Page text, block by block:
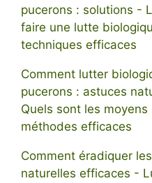
pucerons : solutions -
faire une lutte
techniques efficaces
Comment lutter
pucerons : astuces
Quels sont les
méthodes efficaces
Comment éradiquer
naturelles efficaces -